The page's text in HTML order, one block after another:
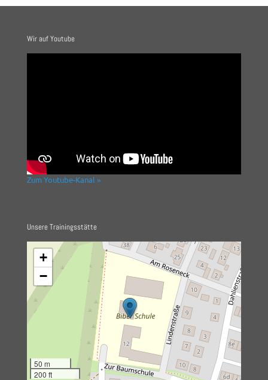
Wir auf Youtube
Zum Youtube-Kanal »
Unsere Trainingsstätte
+
−
50 m
200 ft